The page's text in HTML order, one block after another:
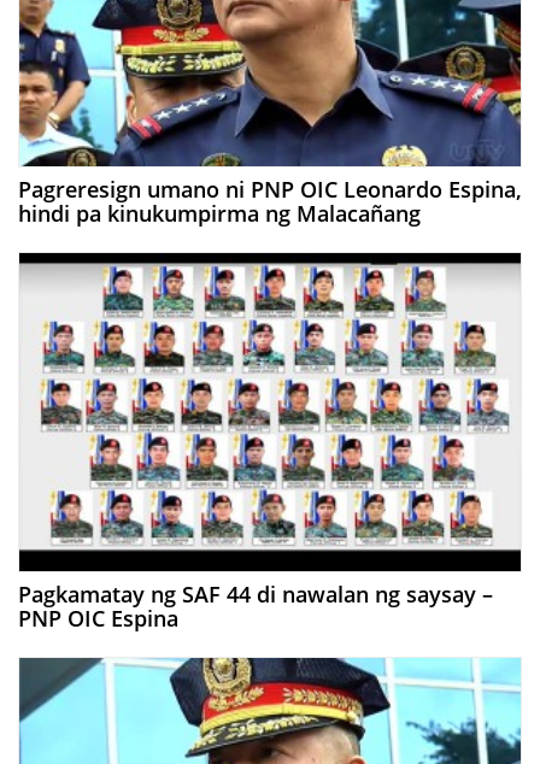
Pagreresign umano ni PNP OIC Leonardo Espina,
hindi pa kinukumpirma ng Malacañang
Pagkamatay ng SAF 44 di nawalan ng saysay –
PNP OIC Espina